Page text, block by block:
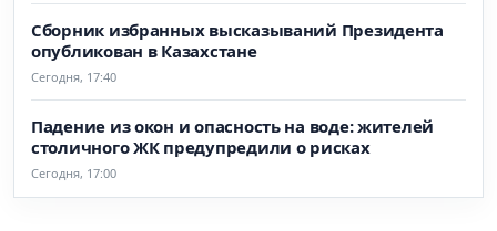
Сборник избранных высказываний Президента
опубликован в Казахстане
Сегодня, 17:40
Падение из окон и опасность на воде: жителей
столичного ЖК предупредили о рисках
Сегодня, 17:00